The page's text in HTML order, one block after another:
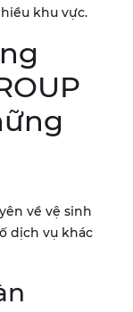
khu vực.
về vệ sinh
dịch vụ khác